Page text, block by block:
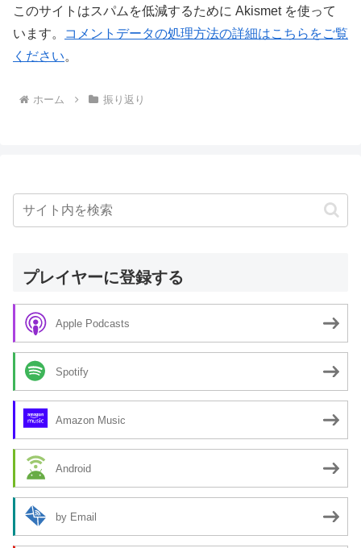
このサイトはスパムを低減するために Akismet を使って
います。
コメントデータの処理方法の詳細はこちらをご覧
ください。
ホーム 振り返り
プレイヤーに登録する
Apple Podcasts
Spotify
Amazon Music
Android
by Email